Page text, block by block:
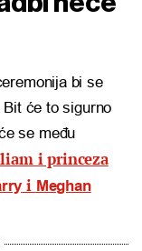
bi se
će to sigurno
se među
i princeza
i Meghan